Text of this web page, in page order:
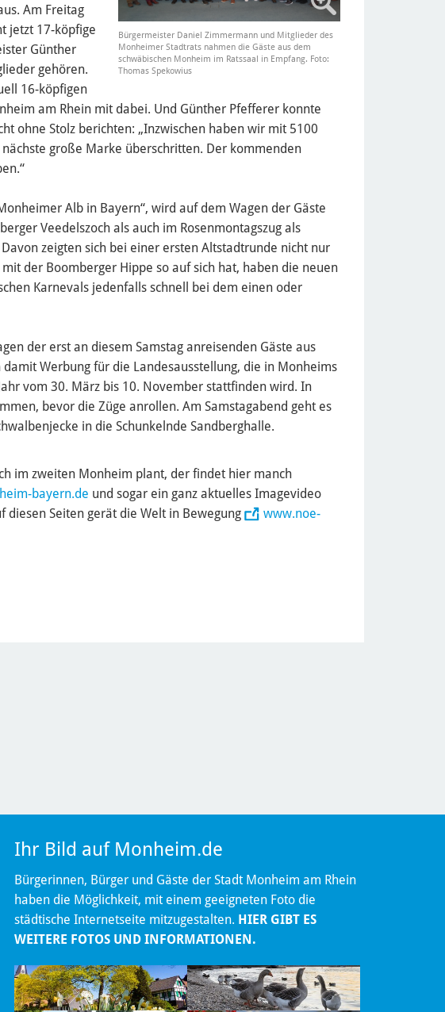
Bürgermeister Daniel Zimmermann und Mitglieder des
Monheimer Stadtrats nahmen die Gäste aus dem
schwäbischen Monheim im Ratssaal in Empfang. Foto:
Thomas Spekowius
Am Freitag
jetzt 17-köpfige
Günther
gehören.
16-köpfigen
am Rhein mit dabei. Und Günther Pfefferer konnte
ohne Stolz berichten: „Inzwischen haben wir mit 5100
große Marke überschritten. Der kommenden
Alb in Bayern“, wird auf dem Wagen der Gäste
Veedelszoch als auch im Rosenmontagszug als
zeigten sich bei einer ersten Altstadtrunde nicht nur
der Boomberger Hippe so auf sich hat, haben die neuen
Karnevals jedenfalls schnell bei dem einen oder
der erst an diesem Samstag anreisenden Gäste aus
Werbung für die Landesausstellung, die in Monheims
vom 30. März bis 10. November stattfinden wird. In
bevor die Züge anrollen. Am Samstagabend geht es
in die Schunkelnde Sandberghalle.
im zweiten Monheim plant, der findet hier manch
bayern.de und sogar ein ganz aktuelles Imagevideo
diesen Seiten gerät die Welt in Bewegung
www.noe-
Ihr Bild auf Monheim.de
Bürgerinnen, Bürger und Gäste der Stadt Monheim am Rhein
haben die Möglichkeit, mit einem geeigneten Foto die
städtische Internetseite mitzugestalten. HIER GIBT ES
WEITERE FOTOS UND INFORMATIONEN.